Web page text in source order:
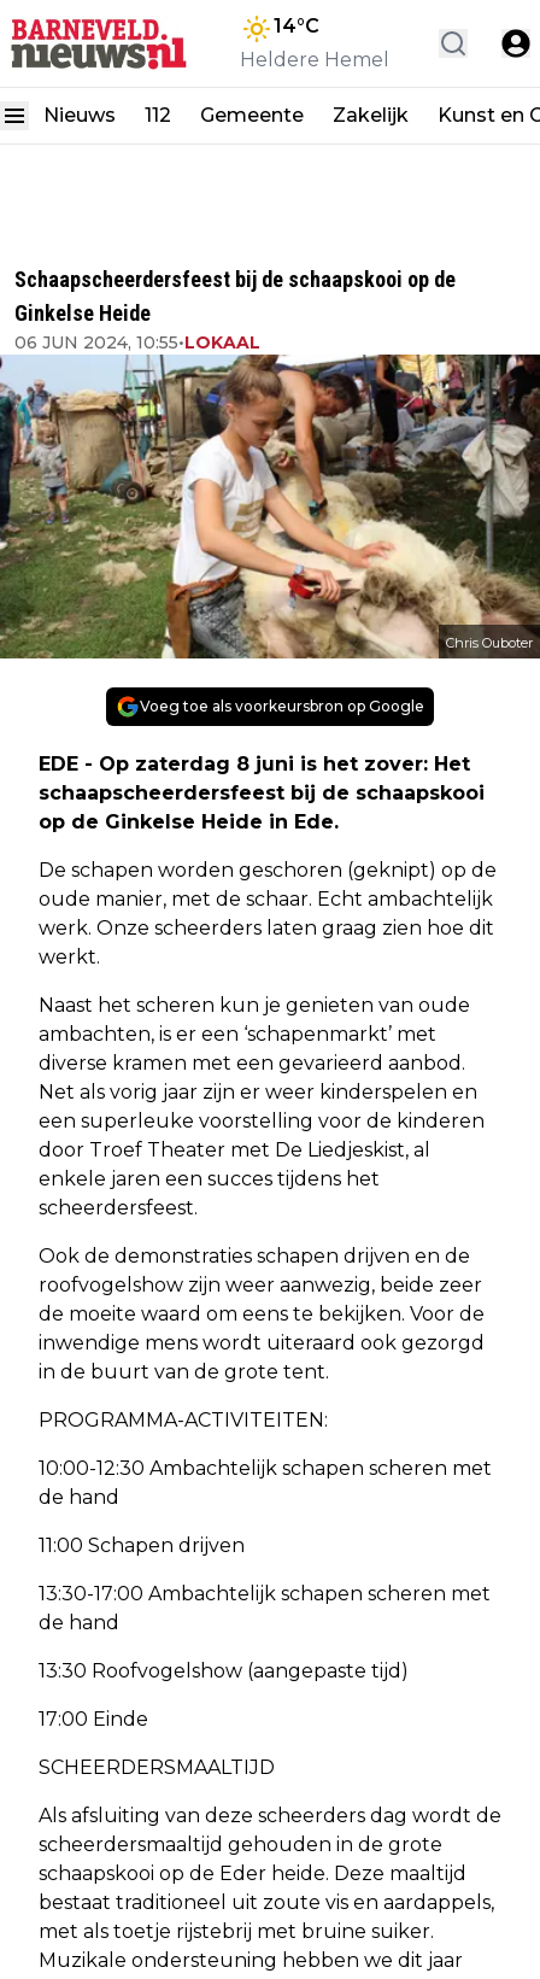
14°C
Heldere Hemel
Nieuws 112 Gemeente Zakelijk Kunst en
Schaapscheerdersfeest bij de schaapskooi op de
Ginkelse Heide
06 JUN 2024, 10:55•LOKAAL
Chris Ouboter
Voeg toe als voorkeursbron op Google
EDE - Op zaterdag 8 juni is het zover: Het
schaapscheerdersfeest bij de schaapskooi
op de Ginkelse Heide in Ede.
De schapen worden geschoren (geknipt) op de
oude manier, met de schaar. Echt ambachtelijk
werk. Onze scheerders laten graag zien hoe dit
werkt.
Naast het scheren kun je genieten van oude
ambachten, is er een ‘schapenmarkt’ met
diverse kramen met een gevarieerd aanbod.
Net als vorig jaar zijn er weer kinderspelen en
een superleuke voorstelling voor de kinderen
door Troef Theater met De Liedjeskist, al
enkele jaren een succes tijdens het
scheerdersfeest.
Ook de demonstraties schapen drijven en de
roofvogelshow zijn weer aanwezig, beide zeer
de moeite waard om eens te bekijken. Voor de
inwendige mens wordt uiteraard ook gezorgd
in de buurt van de grote tent.
PROGRAMMA-ACTIVITEITEN:
10:00-12:30 Ambachtelijk schapen scheren met
de hand
11:00 Schapen drijven
13:30-17:00 Ambachtelijk schapen scheren met
de hand
13:30 Roofvogelshow (aangepaste tijd)
17:00 Einde
SCHEERDERSMAALTIJD
Als afsluiting van deze scheerders dag wordt de
scheerdersmaaltijd gehouden in de grote
schaapskooi op de Eder heide. Deze maaltijd
bestaat traditioneel uit zoute vis en aardappels,
met als toetje rijstebrij met bruine suiker.
Muzikale ondersteuning hebben we dit jaar